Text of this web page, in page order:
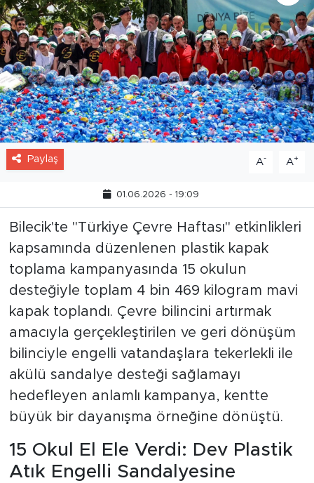
Paylaş A- A+
01.06.2026 - 19:09
Bilecik'te "Türkiye Çevre Haftası" etkinlikleri
kapsamında düzenlenen plastik kapak
toplama kampanyasında 15 okulun
desteğiyle toplam 4 bin 469 kilogram mavi
kapak toplandı. Çevre bilincini artırmak
amacıyla gerçekleştirilen ve geri dönüşüm
bilinciyle engelli vatandaşlara tekerlekli ile
akülü sandalye desteği sağlamayı
hedefleyen anlamlı kampanya, kentte
büyük bir dayanışma örneğine dönüştü.
15 Okul El Ele Verdi: Dev Plastik
Atık Engelli Sandalyesine